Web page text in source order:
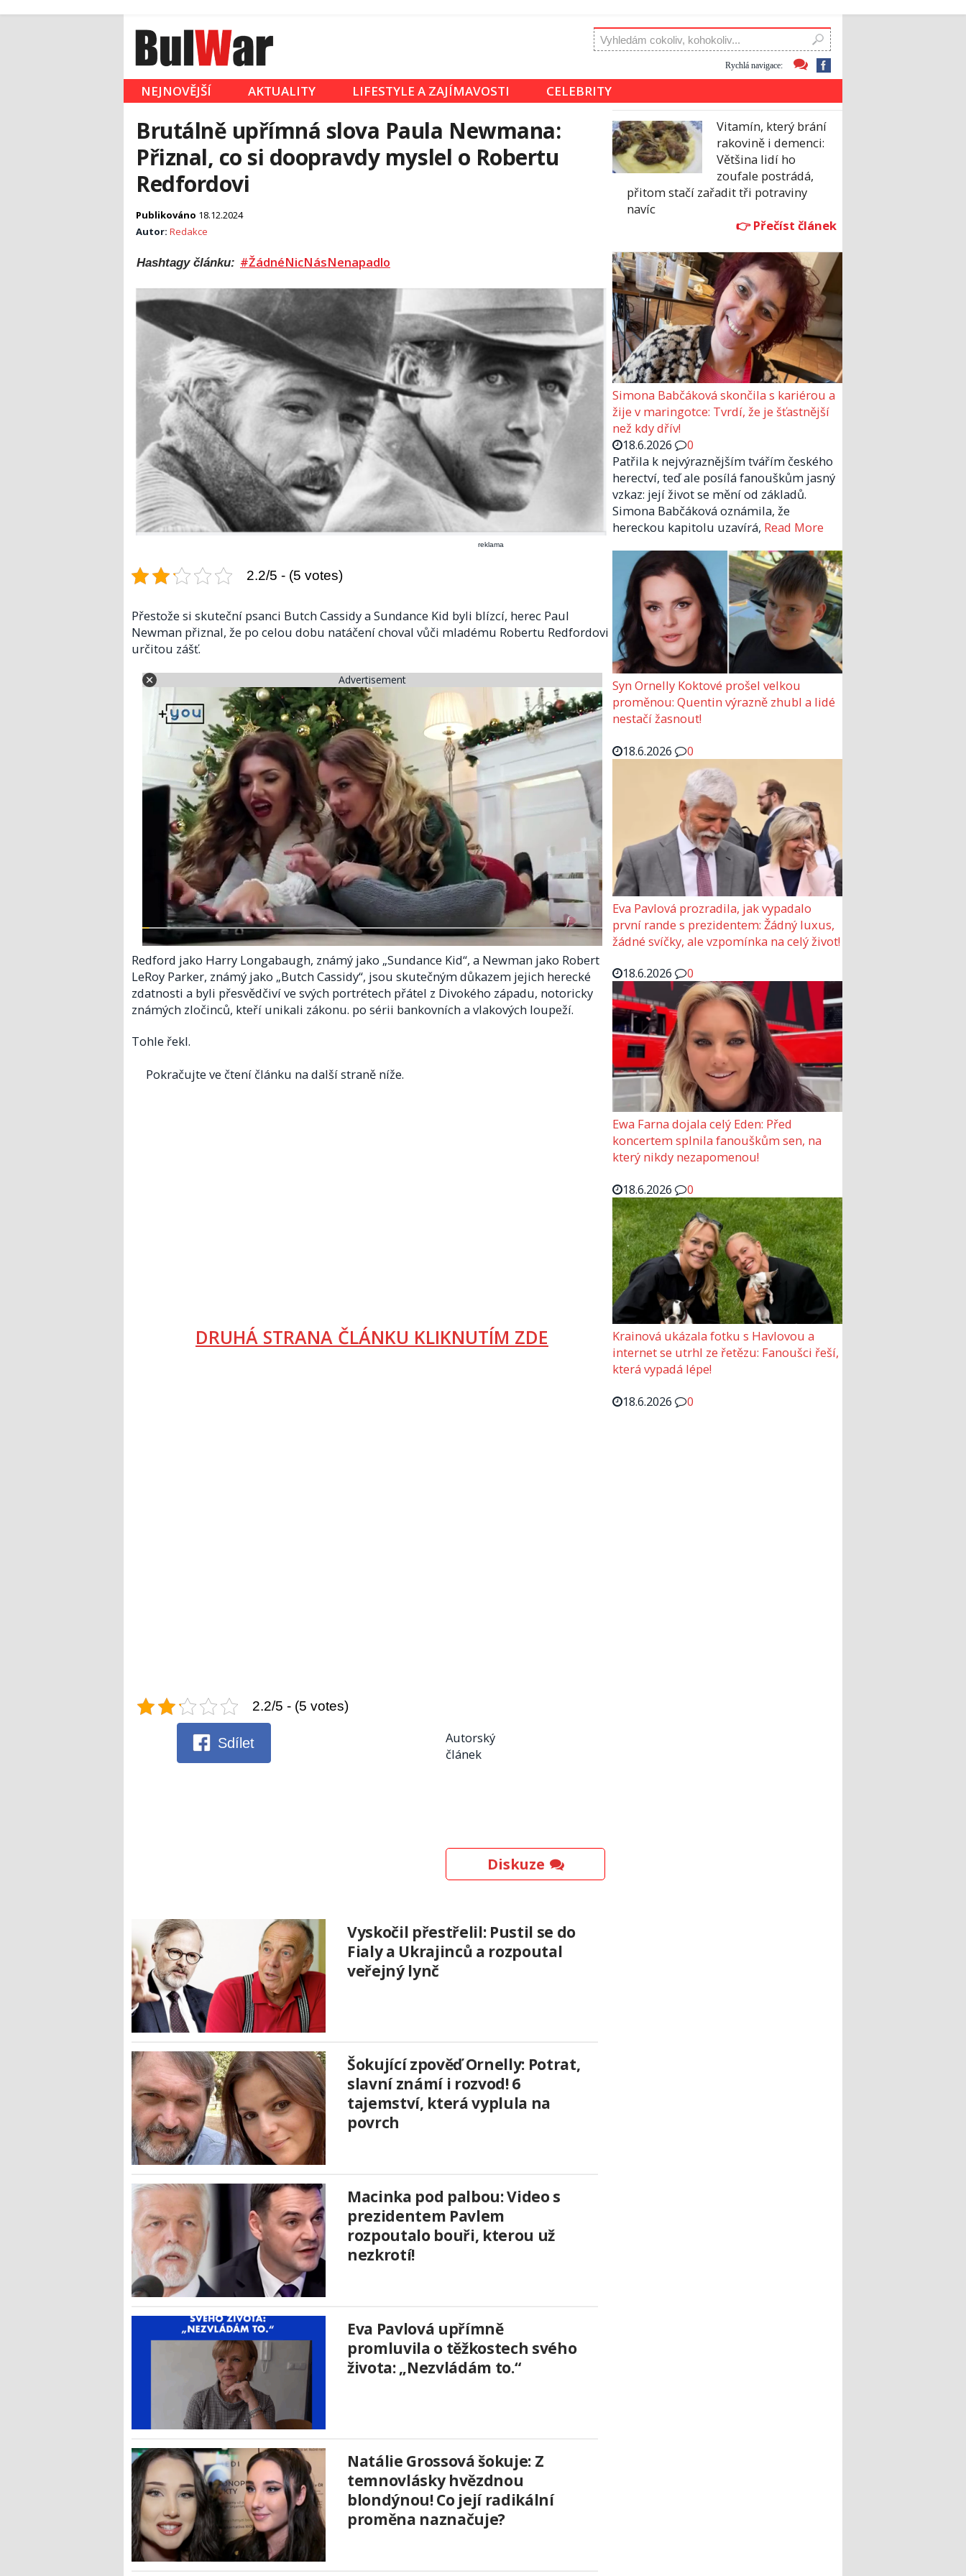
Rychlá navigace:
NEJNOVĚJŠÍ AKTUALITY LIFESTYLE A ZAJÍMAVOSTI CELEBRITY
Brutálně upřímná slova Paula Newmana:
Přiznal, co si doopravdy myslel o Robertu
Redfordovi
Publikováno 18.12.2024
Autor: Redakce
Hashtagy článku: #ŽádnéNicNásNenapadlo
reklama
2.2/5 - (5 votes)
Přestože si skuteční psanci Butch Cassidy a Sundance Kid byli blízcí, herec Paul
Newman přiznal, že po celou dobu natáčení choval vůči mladému Robertu Redfordovi
určitou zášť.
Advertisement
Redford jako Harry Longabaugh, známý jako „Sundance Kid“, a Newman jako Robert
LeRoy Parker, známý jako „Butch Cassidy“, jsou skutečným důkazem jejich herecké
zdatnosti a byli přesvědčiví ve svých portrétech přátel z Divokého západu, notoricky
známých zločinců, kteří unikali zákonu. po sérii bankovních a vlakových loupeží.
Tohle řekl.
Pokračujte ve čtení článku na další straně níže.
DRUHÁ STRANA ČLÁNKU KLIKNUTÍM ZDE
2.2/5 - (5 votes)
Sdílet
Autorský
článek
Diskuze
Vyskočil přestřelil: Pustil se do
Fialy a Ukrajinců a rozpoutal
veřejný lynč
Šokující zpověď Ornelly: Potrat,
slavní známí i rozvod! 6
tajemství, která vyplula na
povrch
Macinka pod palbou: Video s
prezidentem Pavlem
rozpoutalo bouři, kterou už
nezkrotí!
Eva Pavlová upřímně
promluvila o těžkostech svého
života: „Nezvládám to.“
Natálie Grossová šokuje: Z
temnovlásky hvězdnou
blondýnou! Co její radikální
proměna naznačuje?
Vitamín, který brání
rakovině i demenci:
Většina lidí ho
zoufale postrádá,
přitom stačí zařadit tři potraviny
navíc
Simona Babčáková skončila s kariérou a
žije v maringotce: Tvrdí, že je šťastnější
než kdy dřív!
18.6.2026
0
Patřila k nejvýraznějším tvářím českého
herectví, teď ale posílá fanouškům jasný
vzkaz: její život se mění od základů.
Simona Babčáková oznámila, že
hereckou kapitolu uzavírá, Read More
Syn Ornelly Koktové prošel velkou
proměnou: Quentin výrazně zhubl a lidé
nestačí žasnout!
18.6.2026
0
Eva Pavlová prozradila, jak vypadalo
první rande s prezidentem: Žádný luxus,
žádné svíčky, ale vzpomínka na celý život!
18.6.2026
0
Ewa Farna dojala celý Eden: Před
koncertem splnila fanouškům sen, na
který nikdy nezapomenou!
18.6.2026
0
Krainová ukázala fotku s Havlovou a
internet se utrhl ze řetězu: Fanoušci řeší,
která vypadá lépe!
18.6.2026
0